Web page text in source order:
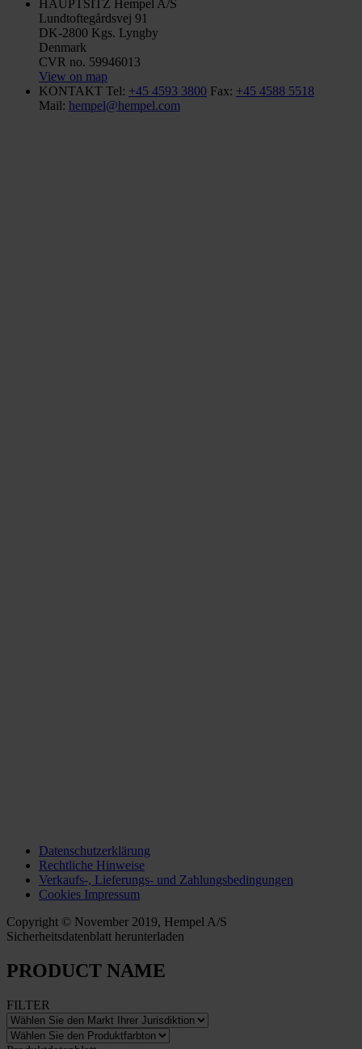
HAUPTSITZ Hempel A/S
Lundtoftegårdsvej 91
DK-2800 Kgs. Lyngby
Denmark
CVR no. 59946013
View on map
KONTAKT Tel: +45 4593 3800 Fax: +45 4588 5518
Mail: hempel@hempel.com
Datenschutzerklärung
Rechtliche Hinweise
Verkaufs-, Lieferungs- und Zahlungsbedingungen
Cookies Impressum
Copyright © November 2019, Hempel A/S
Sicherheitsdatenblatt herunterladen
PRODUCT NAME
FILTER